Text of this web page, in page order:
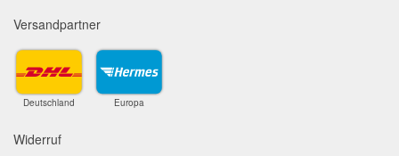
Versandpartner
Deutschland Europa
Widerruf